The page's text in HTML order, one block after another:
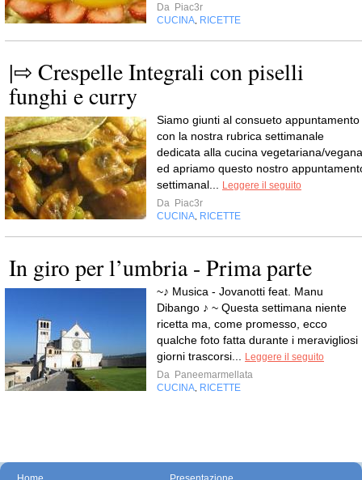
Da Piac3r
CUCINA RICETTE
|⇨ Crespelle Integrali con piselli
funghi e curry
Siamo giunti al consueto appuntamento
con la nostra rubrica settimanale
dedicata alla cucina vegetariana/vegana
ed apriamo questo nostro
settimanal...
Leggere il seguito
Da Piac3r
CUCINA RICETTE
In giro per l’umbria - Prima parte
~♪ Musica - Jovanotti feat. Manu
Dibango ♪ ~ Questa settimana niente
ricetta ma, come promesso, ecco
qualche foto fatta durante i meravigliosi
giorni trascorsi...
Leggere il seguito
Da Paneemarmellata
CUCINA RICETTE